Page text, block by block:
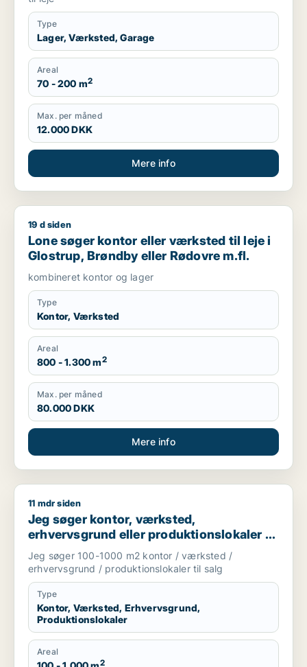
Type
Lager, Værksted, Garage
Areal
70 - 200 m2
Max. per måned
12.000 DKK
Mere info
Lone søger kontor eller værksted til leje i Glostrup, Brøndby
19 d siden
Lone søger kontor eller værksted til leje i
Glostrup, Brøndby eller Rødovre m.fl.
kombineret kontor og lager
Type
Kontor, Værksted
Areal
800 - 1.300 m2
Max. per måned
80.000 DKK
Mere info
Jeg søger kontor, værksted, erhvervsgrund eller
11 mdr siden
Jeg søger kontor, værksted,
erhvervsgrund eller produktionslokaler til
salg i Storkøbenhavn
Jeg søger 100-1000 m2 kontor / værksted /
erhvervsgrund / produktionslokaler til salg
Type
Kontor, Værksted, Erhvervsgrund,
Produktionslokaler
Areal
2